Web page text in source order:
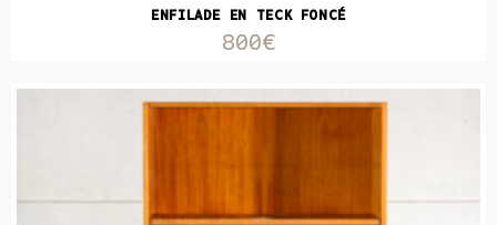
ENFILADE EN TECK FONCÉ
800€